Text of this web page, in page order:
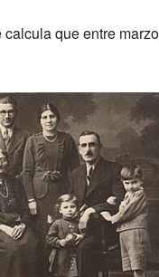
que entre